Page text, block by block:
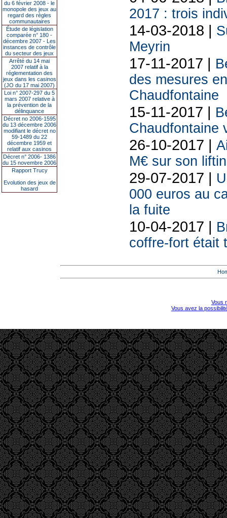
du 6 février 2008 - le
monopole des jeux au
regard des règles
communautaires
Étude de législation
comparée n° 180 -
décembre 2007 - Les
instances de contrôle
du secteur des jeux
Arrêté du 14 mai
2007 relatif à la
réglementation des
jeux dans les casinos
(JO du 17 mai 2007)
Loi n° 2007-297 du 5
mars 2007 relative à
la prévention de la
délinquance
Décret no 2006-1595
du 13 décembre 2006
modifiant le décret no
59-1489 du 22
décembre 1959 et
relatif aux casinos
Décret n° 2006- 1386
du 15 novembre 2006
Rapport Trucy
Evolution des jeux de
hasard
2017 : trois
14-03-2018 |
Meyrin
17-11-2017 |
des mesures
Chaudfontaine
15-11-2017 |
Chaudfontaine
26-10-2017 |
M€ sur son
29-07-2017 |
000 euros au
la fuite
10-04-2017 |
coffre-fort était
Vous
Vous avez la